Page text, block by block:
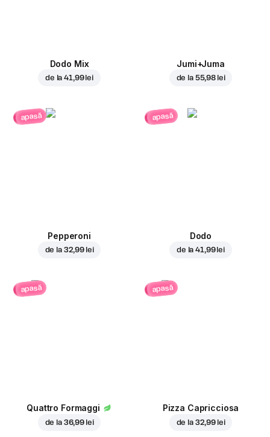
Dodo Mix
de la41,99 lei
Jumi+Juma
de la 55,98 lei
apasă
Pepperoni
de la 32,99 lei
apasă
Dodo
de la41,99 lei
apasă
Quattro Formaggi
de la 36,99 lei
apasă
Pizza Capricciosa
de la 32,99 lei